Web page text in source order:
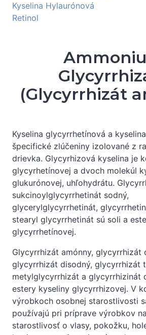
Kyselina Hylaurónová
Retinol
(Glycyrrhizát
Kyselina glycyrrhetínová a
špecifické zlúčeniny izolované z
drievka. Glycyrhizová kyselina je
glycyrhetínovej a dvoch molekúl
glukurónovej, uhľohydrátu.
sukcinoylglycyrrhetinát sodný,
glycerylglycyrrhetinát,
stearyl glycyrrhetinát sú soli a
glycyrrhetínovej.
Glycyrrhizát amónny, glycyrrhizát
glycyrrhizát disodný, glycyrrhizát
metylglycyrrhizát a glycyrrhizinát
estery kyseliny glycyrrhizovej. V
výrobkoch osobnej starostlivosti
používajú pri príprave výrobkov
starostlivosť o vlasy, pokožku,